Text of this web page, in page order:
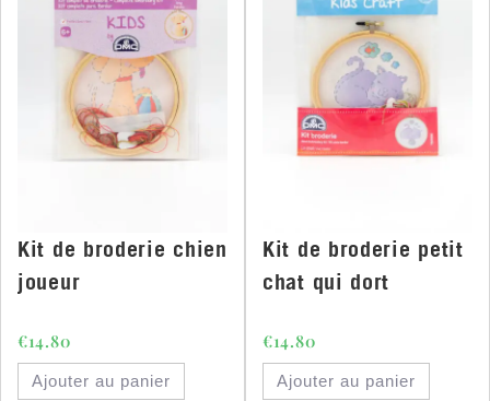
Kit de broderie chien
joueur
€14.80
Ajouter au panier
Kit de broderie petit
chat qui dort
€14.80
Ajouter au panier